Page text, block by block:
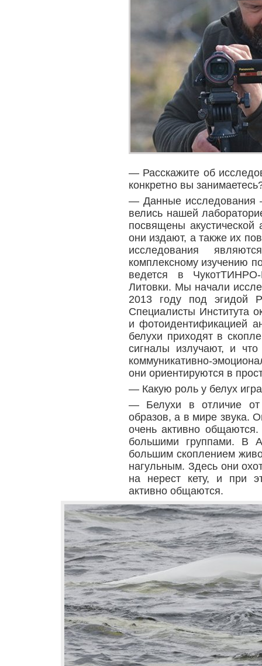
— Расскажите об
конкретно вы
— Данные исследования
велись нашей
посвящены
они издают, а также их
исследования
комплексному изучению
ведется в
Литовки. Мы начали
2013 году под эгидой
Специалисты Института
и фотоидентификацией
белухи приходят в
сигналы излучают, и
коммуникативно-
они ориентируются в
— Какую роль у белух
— Белухи в отличие
образов, а в мире звука.
очень активно
большими группами. В
большим скоплением
нагульным. Здесь они
на нерест кету, и при
активно общаются.